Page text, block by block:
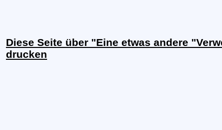
Diese Seite über "Eine etwas andere
drucken